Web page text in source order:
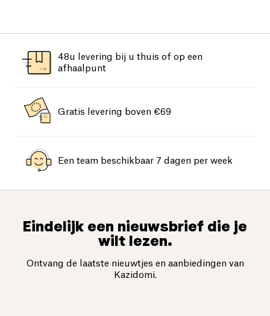
48u levering bij u thuis of op een
afhaalpunt
Gratis levering boven €69
Een team beschikbaar 7 dagen per week
Eindelijk een nieuwsbrief die je
wilt lezen.
Ontvang de laatste nieuwtjes en aanbiedingen van
Kazidomi.